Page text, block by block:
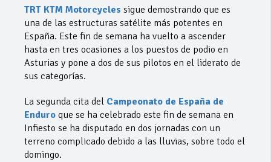
TRT KTM Motorcycles sigue demostrando que es
una de las estructuras satélite más potentes en
España. Este fin de semana ha vuelto a ascender
hasta en tres ocasiones a los puestos de podio en
Asturias y pone a dos de sus pilotos en el liderato de
sus categorías.
La segunda cita del Campeonato de España de
Enduro que se ha celebrado este fin de semana en
Infiesto se ha disputado en dos jornadas con un
terreno complicado debido a las lluvias, sobre todo el
domingo.